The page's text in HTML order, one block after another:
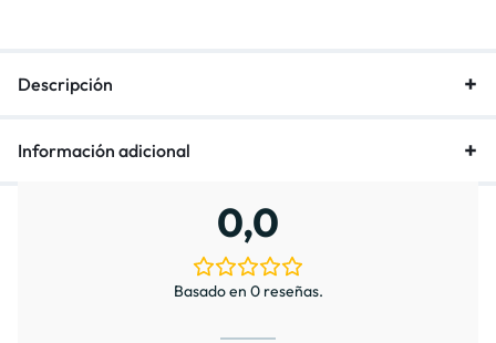
Descripción
Información adicional
0,0
Basado en 0 reseñas.